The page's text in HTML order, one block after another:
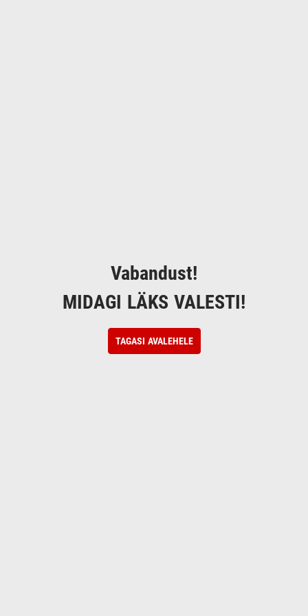
Vabandust!
MIDAGI LÄKS VALESTI!
TAGASI AVALEHELE